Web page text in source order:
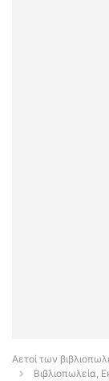
Αετοί των
Βιβλιοπωλεία,